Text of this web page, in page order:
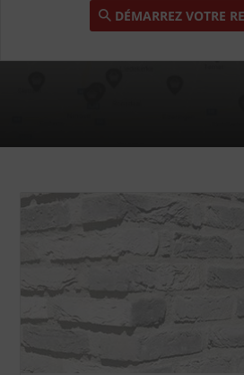
DÉMARREZ VOTRE